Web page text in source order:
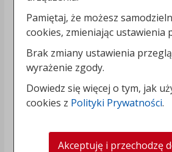
Pamiętaj, że możesz
cookies, zmieniając ustawienia
Brak zmiany ustawienia
wyrażenie zgody.
Dowiedz się więcej o tym, jak
cookies z Polityki Prywatności.
Akceptuję i przechodzę